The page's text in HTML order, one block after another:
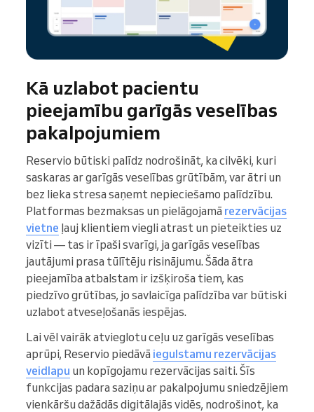
Kā uzlabot pacientu
pieejamību garīgās veselības
pakalpojumiem
Reservio būtiski palīdz nodrošināt, ka cilvēki, kuri
saskaras ar garīgās veselības grūtībām, var ātri un
bez lieka stresa saņemt nepieciešamo palīdzību.
Platformas bezmaksas un pielāgojamā rezervācijas
vietne ļauj klientiem viegli atrast un pieteikties uz
vizīti — tas ir īpaši svarīgi, ja garīgās veselības
jautājumi prasa tūlītēju risinājumu. Šāda ātra
pieejamība atbalstam ir izšķiroša tiem, kas
piedzīvo grūtības, jo savlaicīga palīdzība var būtiski
uzlabot atveseļošanās iespējas.
Lai vēl vairāk atvieglotu ceļu uz garīgās veselības
aprūpi, Reservio piedāvā iegulstamu rezervācijas
veidlapu un kopīgojamu rezervācijas saiti. Šīs
funkcijas padara saziņu ar pakalpojumu sniedzējiem
vienkāršu dažādās digitālajās vidēs, nodrošinot, ka